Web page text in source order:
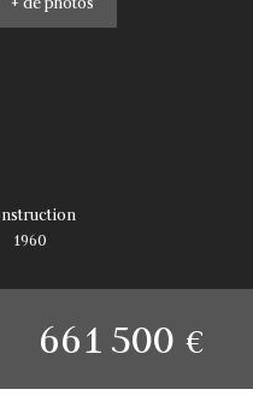
1960
661 500 €